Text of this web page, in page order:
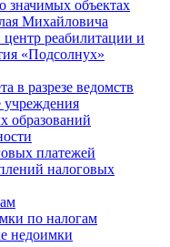
значимых объектах
Михайловича
реабилитации и
«Подсолнух»
в разрезе ведомств
образований
платежей
налоговых
по налогам
недоимки